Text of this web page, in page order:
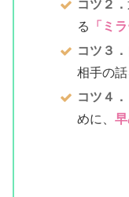
コツ２．
る
「ミ
コツ ３ ．
相手の
コツ４．
めに、